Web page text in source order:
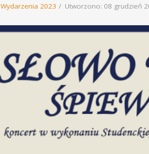
Wydarzenia 2023 Utworzono: 08 grudzień